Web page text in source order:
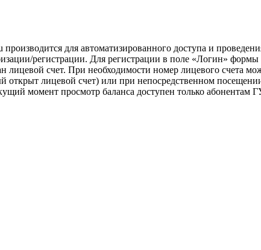
для автоматизированного доступа и
регистрации. Для регистрации в поле «Логин» формы
счет. При необходимости номер лицевого счета
лицевой счет) или при непосредственном
момент просмотр баланса доступен только